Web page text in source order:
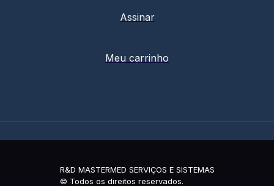
Assinar
Meu carrinho
R&D MASTERMED SERVIÇOS E SISTEMAS
© Todos os direitos reservados.